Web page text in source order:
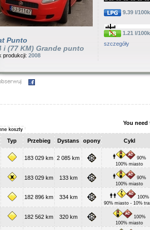
Punto
i (77 KM) Grande punto
produkcji: 2008
9.39 l/
1.21 l/
szczegóły
You need
Typ Przebieg Dystans opony Cykl
183 029 km 2 085 km
90%
100% miasto
183 029 km 133 km
90%
100% miasto
182 896 km 334 km
100%
90% miasto - 10%
182 562 km 320 km
100%
100% miasto